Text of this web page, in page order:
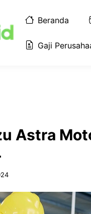
Beranda
Gaji
Astra